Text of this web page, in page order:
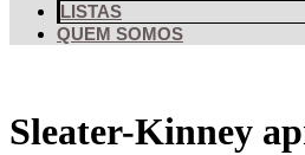
LISTAS
QUEM SOMOS
Sleater-Kinney